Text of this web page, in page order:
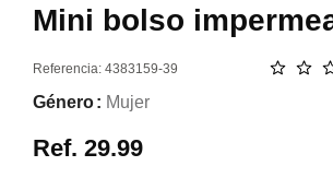
Mini bolso
Referencia:4383159-39 ☆ ☆
Género
Mujer
Ref.29.99